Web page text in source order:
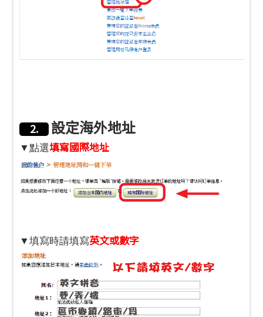
2.設定海外地址
▼點選填寫國際地址
▼填寫時請填寫英文或數字